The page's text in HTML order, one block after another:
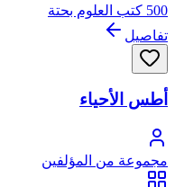
500 كتب العلوم بحتة
تفاصيل
أطس الأحياء
مجموعة من المؤلفين